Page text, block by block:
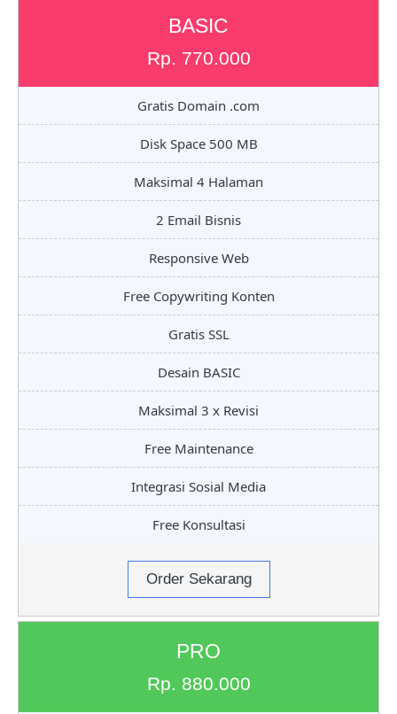
BASIC
Rp. 770.000
Gratis Domain .com
Disk Space 500 MB
Maksimal 4 Halaman
2 Email Bisnis
Responsive Web
Free Copywriting Konten
Gratis SSL
Desain BASIC
Maksimal 3 x Revisi
Free Maintenance
Integrasi Sosial Media
Free Konsultasi
Order Sekarang
PRO
Rp. 880.000